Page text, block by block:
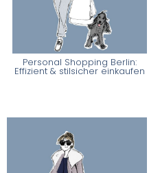
Personal Shopping Berlin:
Effizient & stilsicher einkaufen